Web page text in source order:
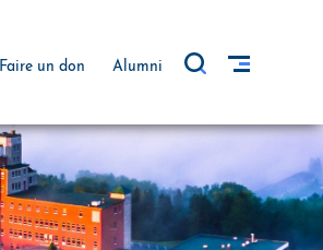
Faire un don Alumni